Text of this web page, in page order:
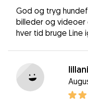
God og tryg
billeder og videoer
hver tid bruge Line
lillani